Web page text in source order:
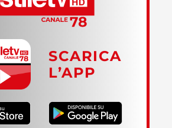
SCARICA
L’APP